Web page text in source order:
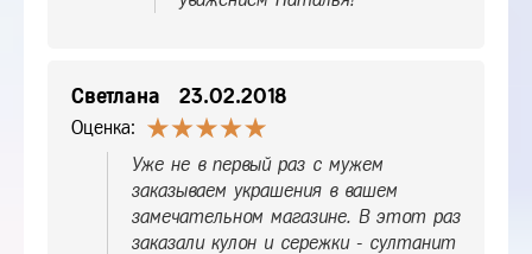
Светлана 23.02.2018
Оценка:
Уже не в первый раз с мужем
заказываем украшения в вашем
замечательном магазине. В этот раз
заказали кулон и сережки - султанит